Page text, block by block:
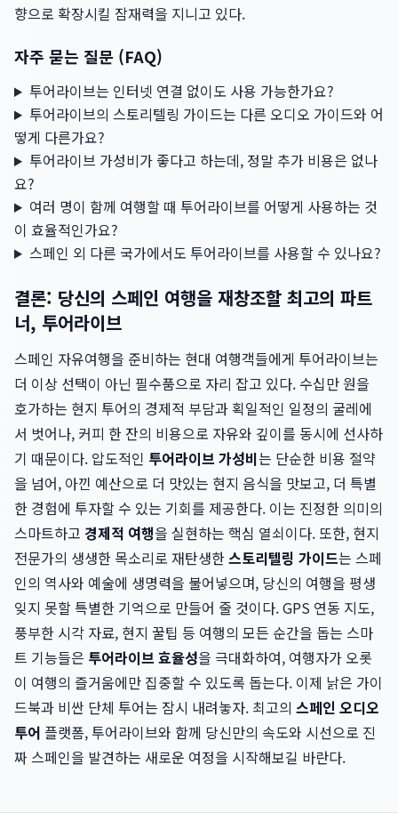
향으로 확장시킬 잠재력을 지니고 있다.
자주 묻는 질문 (FAQ)
투어라이브는 인터넷 연결 없이도 사용 가능한가요?
투어라이브의 스토리텔링 가이드는 다른 오디오 가이드와 어
떻게 다른가요?
투어라이브 가성비가 좋다고 하는데, 정말 추가 비용은 없나
요?
여러 명이 함께 여행할 때 투어라이브를 어떻게 사용하는 것
이 효율적인가요?
스페인 외 다른 국가에서도 투어라이브를 사용할 수 있나요?
결론: 당신의 스페인 여행을 재창조할 최고의 파트
너, 투어라이브
스페인 자유여행을 준비하는 현대 여행객들에게 투어라이브는
더 이상 선택이 아닌 필수품으로 자리 잡고 있다. 수십만 원을
호가하는 현지 투어의 경제적 부담과 획일적인 일정의 굴레에
서 벗어나, 커피 한 잔의 비용으로 자유와 깊이를 동시에 선사하
기 때문이다. 압도적인 투어라이브 가성비는 단순한 비용 절약
을 넘어, 아낀 예산으로 더 맛있는 현지 음식을 맛보고, 더 특별
한 경험에 투자할 수 있는 기회를 제공한다. 이는 진정한 의미의
스마트하고 경제적 여행을 실현하는 핵심 열쇠이다. 또한, 현지
전문가의 생생한 목소리로 재탄생한스토리텔링 가이드는 스페
인의 역사와 예술에 생명력을 불어넣으며, 당신의 여행을 평생
잊지 못할 특별한 기억으로 만들어 줄 것이다. GPS 연동 지도,
풍부한 시각 자료, 현지 꿀팁 등 여행의 모든 순간을 돕는 스마
트 기능들은 투어라이브 효율성을 극대화하여, 여행자가 오롯
이 여행의 즐거움에만 집중할 수 있도록 돕는다. 이제 낡은 가이
드북과 비싼 단체 투어는 잠시 내려놓자. 최고의 스페인 오디오
투어 플랫폼, 투어라이브와 함께 당신만의 속도와 시선으로 진
짜 스페인을 발견하는 새로운 여정을 시작해보길 바란다.